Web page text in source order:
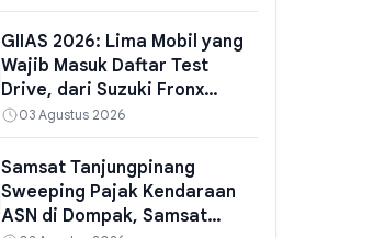
GIIAS 2026: Lima Mobil yang
Wajib Masuk Daftar Test
Drive, dari Suzuki Fronx
hingga Honda HR-V Hybrid
03 Agustus 2026
Samsat Tanjungpinang
Sweeping Pajak Kendaraan
ASN di Dompak, Samsat